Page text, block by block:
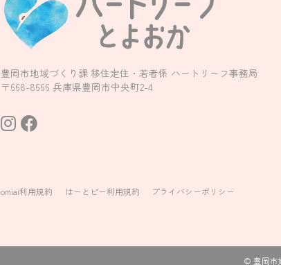
豊岡市地域づくり課 移住定住・若者係 ハートリーフ事務局
〒668-8666 兵庫県豊岡市中央町2-4
omiai利用規約 はーとピー利用規約 プライバシーポリシー
© 豊岡市